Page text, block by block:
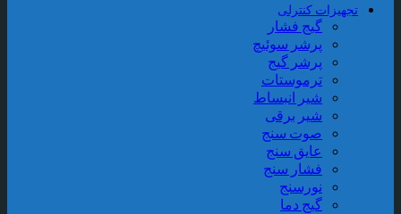
تجهیزات کنترلی
گیج فشار
پرشر سوئیچ
پرشر گیج
ترموستات
شیر انبساط
شیر برقی
صوت سنج
عایق سنج
فشار سنج
نورسنج
گیج دما